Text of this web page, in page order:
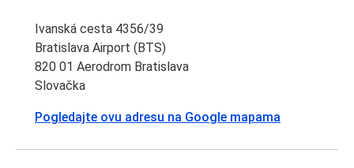
Ivanská cesta 4356/39
Bratislava Airport (BTS)
820 01 Aerodrom Bratislava
Slovačka
Pogledajte ovu adresu na Google mapama